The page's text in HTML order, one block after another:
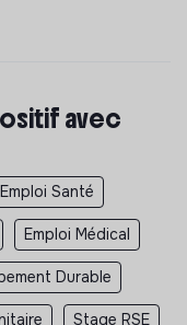
avec
Emploi Santé
Emploi Médical
Durable
Stage RSE